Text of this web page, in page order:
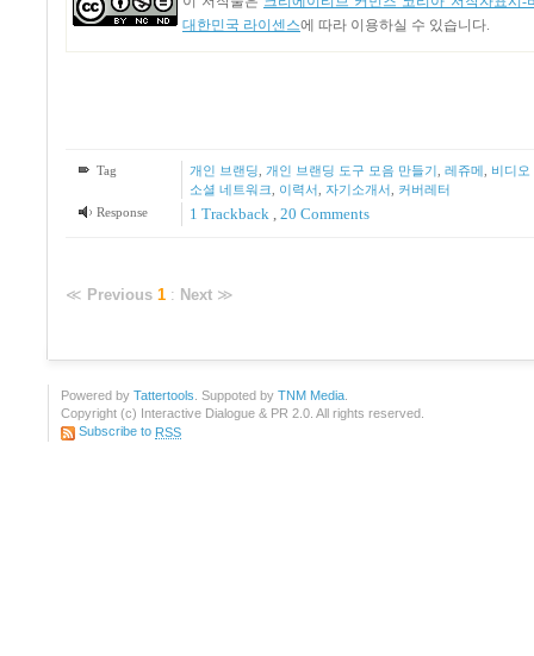
대한민국 라이센스에 따라 이용하실 수 있습니다.
Tag 개인 브랜딩 개인 브랜딩 도구 모음 만들기 레쥬메
비디오
소셜 네트워크
이력서 자기소개서
커버레터
Response
1 Trackback 20 Comments
≪ Previous 1 : Next ≫
Powered by Tattertools. Suppoted by TNM Media.
Copyright (c) Interactive Dialogue & PR 2.0. All rights reserved.
Subscribe to RSS